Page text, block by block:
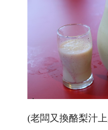
(老闆又換酪梨汁